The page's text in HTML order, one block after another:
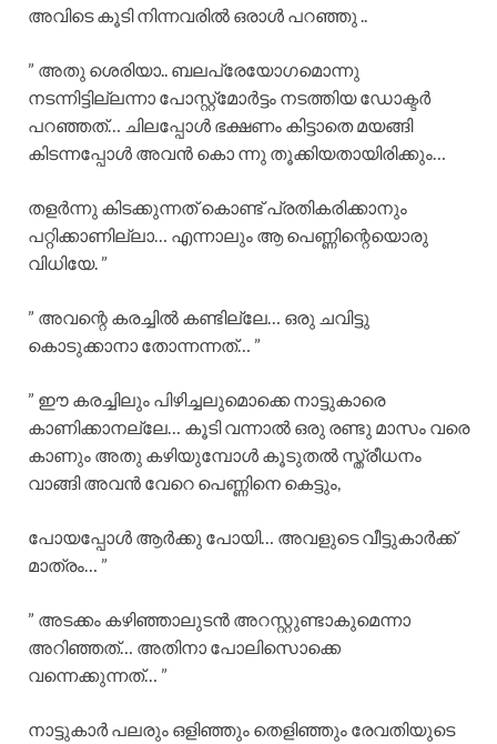
അവിടെ കൂടി നിന്നവരിൽ ഒരാൾ പറഞ്ഞു ..
” അതു ശെരിയാ.. ബലപ്രേയോഗമൊന്നു
നടന്നിട്ടില്ലന്നാ പോസ്റ്റ്മോർട്ടം നടത്തിയ ഡോക്ടർ
പറഞ്ഞത്… ചിലപ്പോൾ ഭക്ഷണം കിട്ടാതെ മയങ്ങി
കിടന്നപ്പോൾ അവൻ കൊ ന്നു തൂക്കിയതായിരിക്കും…
തളർന്നു കിടക്കുന്നത് കൊണ്ട് പ്രതികരിക്കാനും
പറ്റിക്കാണില്ലാ… എന്നാലും ആ പെണ്ണിന്റെയൊരു
വിധിയേ. ”
” അവന്റെ കരച്ചിൽ കണ്ടില്ലേ… ഒരു ചവിട്ടു
കൊടുക്കാനാ തോന്നന്നത്… ”
” ഈ കരച്ചിലും പിഴിച്ചലുമൊക്കെ നാട്ടുകാരെ
കാണിക്കാനല്ലേ… കൂടി വന്നാൽ ഒരു രണ്ടു മാസം വരെ
കാണും അതു കഴിയുമ്പോൾ കൂടുതൽ സ്ത്രീധനം
വാങ്ങി അവൻ വേറെ പെണ്ണിനെ കെട്ടും,
പോയപ്പോൾ ആർക്കു പോയി… അവളുടെ വീട്ടുകാർക്ക്
മാത്രം… ”
” അടക്കം കഴിഞ്ഞാലുടൻ അറസ്റ്റുണ്ടാകുമെന്നാ
അറിഞ്ഞത്… അതിനാ പോലിസൊക്കെ
വന്നെക്കുന്നത്… ”
നാട്ടുകാർ പലരും ഒളിഞ്ഞും തെളിഞ്ഞും രേവതിയുടെ